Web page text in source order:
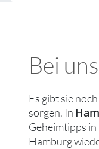
Bei
Es gibt sie
sorgen. In
Geheimtipps
Hamburg